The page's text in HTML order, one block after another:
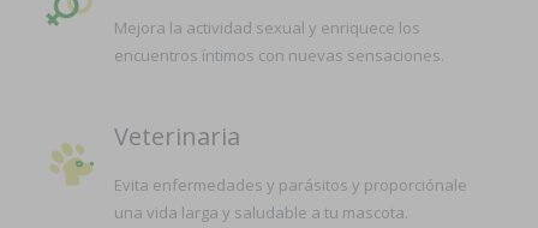
Mejora la actividad sexual y enriquece los
encuentros íntimos con nuevas sensaciones.
Veterinaria
Evita enfermedades y parásitos y proporciónale
una vida larga y saludable a tu mascota.